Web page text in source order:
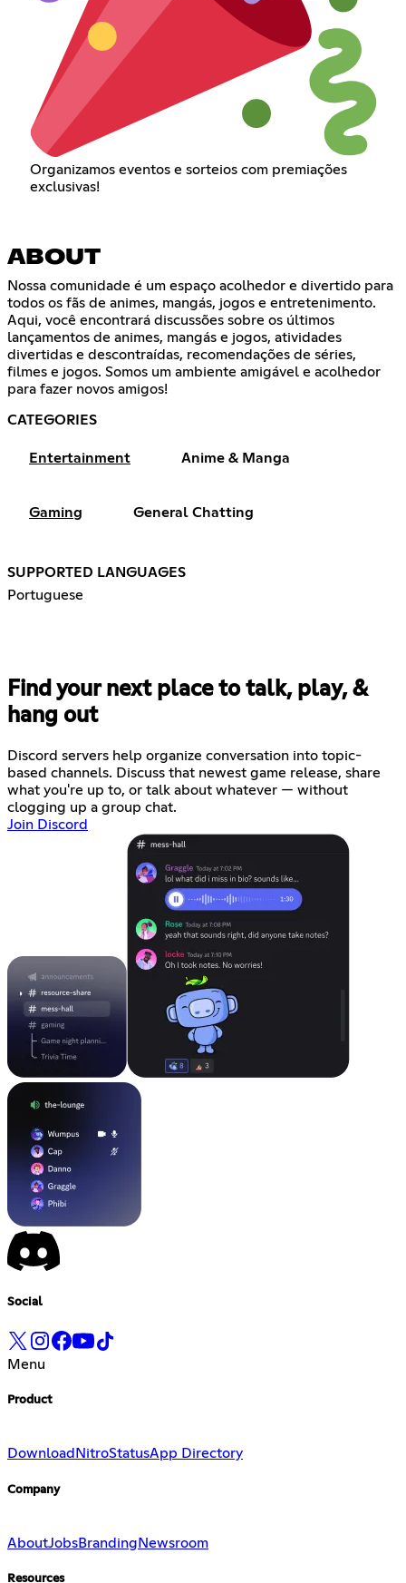
Organizamos eventos e sorteios com premiações
exclusivas!
ABOUT
Nossa comunidade é um espaço acolhedor e divertido para
todos os fãs de animes, mangás, jogos e entretenimento.
Aqui, você encontrará discussões sobre os últimos
lançamentos de animes, mangás e jogos, atividades
divertidas e descontraídas, recomendações de séries,
filmes e jogos. Somos um ambiente amigável e acolhedor
para fazer novos amigos!
CATEGORIES
Entertainment Anime & Manga
Gaming General Chatting
SUPPORTED LANGUAGES
Portuguese
Find your next place to talk, play, &
hang out
Discord servers help organize conversation into topic-
based channels. Discuss that newest game release, share
what you're up to, or talk about whatever — without
clogging up a group chat.
Join Discord
Social
Menu
Product
Download NitroStatusApp Directory
Company
AboutJobsBranding Newsroom
Resources